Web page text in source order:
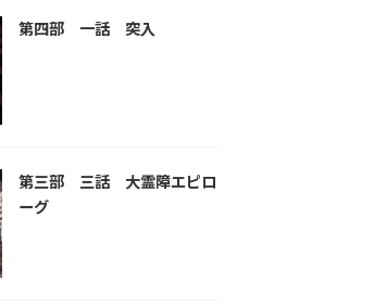
第四部 一話 突入
第三部 三話 大霊障エピロ
ーグ